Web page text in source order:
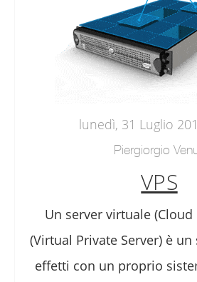
lunedì, 31 Luglio
Piergiorgio
VPS
Un server virtuale (Cloud
(Virtual Private Server) è
effetti con un proprio